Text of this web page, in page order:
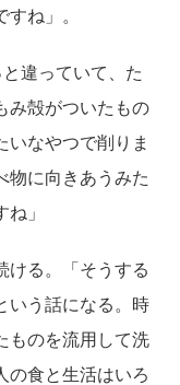
ね」。
と違っていて、た
み殻がついたもの
いなやつで削りま
物に向きあうみた
」
ける。「そうする
いう話になる。時
ものを流用して洗
の食と生活はいろ